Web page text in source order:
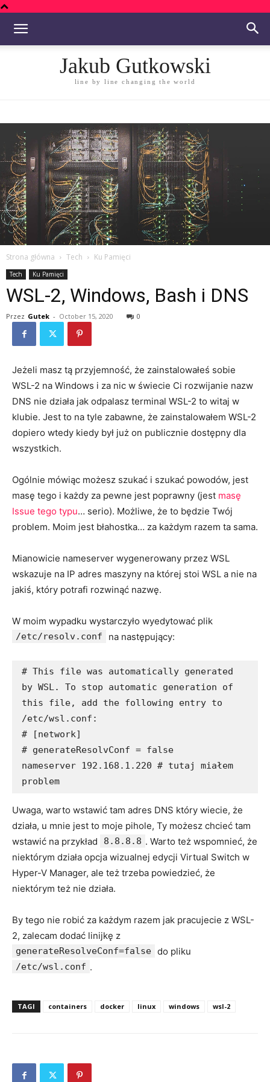
Jakub Gutkowski
line by line changing the world
Strona główna Tech Ku Pamięci
Tech Ku Pamięci
WSL-2, Windows, Bash i DNS
Przez Gutek - October 15, 2020 0
Jeżeli masz tą przyjemność, że zainstalowałeś sobie
WSL-2 na Windows i za nic w świecie Ci rozwijanie nazw
DNS nie działa jak odpalasz terminal WSL-2 to witaj w
klubie. Jest to na tyle zabawne, że zainstalowałem WSL-2
dopiero wtedy kiedy był już on publicznie dostępny dla
wszystkich.
Ogólnie mówiąc możesz szukać i szukać powodów, jest
masę tego i każdy za pewne jest poprawny (jest masę
Issue tego typu… serio). Możliwe, że to będzie Twój
problem. Moim jest błahostka… za każdym razem ta sama.
Mianowicie nameserver wygenerowany przez WSL
wskazuje na IP adres maszyny na której stoi WSL a nie na
jakiś, który potrafi rozwinąć nazwę.
W moim wypadku wystarczyło wyedytować plik
/etc/resolv.conf na następujący:
# This file was automatically generated
by WSL. To stop automatic generation of
this file, add the following entry to
/etc/wsl.conf:
# [network]
# generateResolvConf = false
nameserver 192.168.1.220 # tutaj miałem
problem
Uwaga, warto wstawić tam adres DNS który wiecie, że
działa, u mnie jest to moje pihole, Ty możesz chcieć tam
wstawić na przykład
8.8.8.8 . Warto też wspomnieć, że
niektórym działa opcja wizualnej edycji Virtual Switch w
Hyper-V Manager, ale też trzeba powiedzieć, że
niektórym też nie działa.
By tego nie robić za każdym razem jak pracujecie z WSL-
2, zalecam dodać linijkę z
generateResolveConf=false do pliku
/etc/wsl.conf .
TAGI containers docker linux windows wsl-2